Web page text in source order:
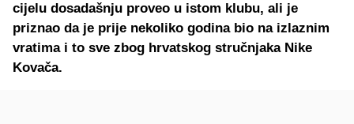
cijelu dosadašnju proveo u istom klubu, ali je
priznao da je prije nekoliko godina bio na izlaznim
vratima i to sve zbog hrvatskog stručnjaka Nike
Kovača.